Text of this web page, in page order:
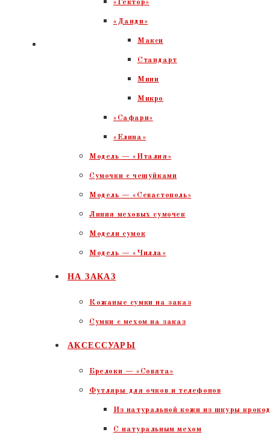
«Гектор»
«Данди»
Макси
Стандарт
Мини
Микро
«Сафари»
«Елина»
Модель — «Италия»
Сумочки с чешуйками
Модель — «Севастополь»
Линия меховых сумочек
Модели сумок
Модель — «Чилла»
НА ЗАКАЗ
Кожаные сумки на заказ
Сумки с мехом на заказ
АКСЕССУАРЫ
Брелоки — «Совята»
Футляры для очков и телефонов
Из натуральной кожи из шкуры
С натуральным мехом